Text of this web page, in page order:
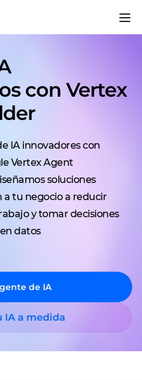
asistido por IA
con Vertex
IA innovadores con
Vertex Agent
soluciones
tu negocio a reducir
y tomar decisiones
datos
de IA
IA a medida